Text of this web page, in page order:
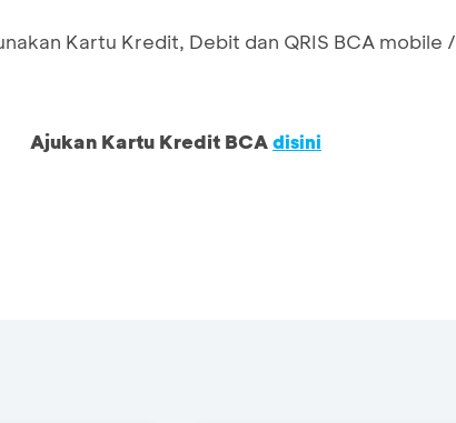
Kartu Kredit, Debit dan QRIS BCA mobile /
Ajukan Kartu Kredit BCAdisini